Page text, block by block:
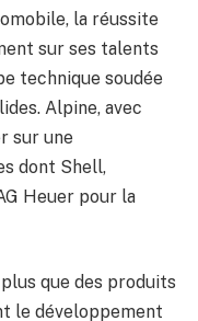
la réussite
sur ses talents
technique soudée
Alpine, avec
sur une
dont Shell,
Heuer pour la
que des produits
le développement